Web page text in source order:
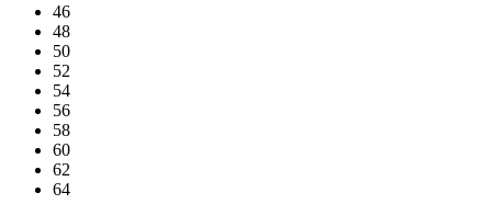
46
48
50
52
54
56
58
60
62
64